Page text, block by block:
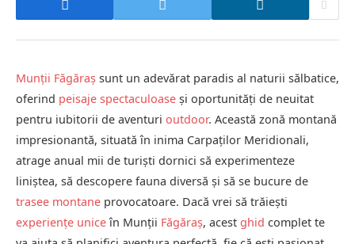
Munții Făgăraș sunt un adevărat paradis al naturii sălbatice,
oferind peisaje spectaculoase și oportunități de neuitat
pentru iubitorii de aventuri outdoor. Această zonă montană
impresionantă, situată în inima Carpaților Meridionali,
atrage anual mii de turiști dornici să experimenteze
liniștea, să descopere fauna diversă și să se bucure de
trasee montane provocatoare. Dacă vrei să trăiești
experiențe uniceîn Munții Făgăraș, acest ghid complet te